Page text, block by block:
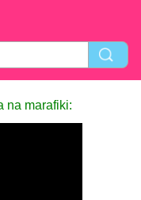
na marafiki: